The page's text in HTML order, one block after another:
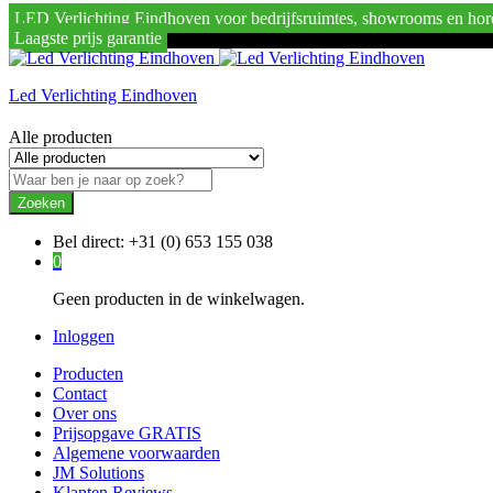
LED Verlichting Eindhoven voor bedrijfsruimtes, showrooms en
Laagste prijs garantie
Led Verlichting Eindhoven
Alle producten
Zoeken
Bel direct: +31 (0) 653 155 038
0
Geen producten in de winkelwagen.
Inloggen
Producten
Contact
Over ons
Prijsopgave GRATIS
Algemene voorwaarden
JM Solutions